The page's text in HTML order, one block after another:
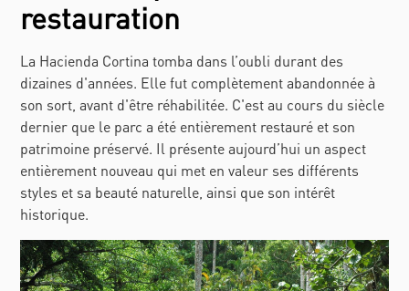
restauration
La Hacienda Cortina tomba dans l’oubli durant des
dizaines d'années. Elle fut complètement abandonnée à
son sort, avant d'être réhabilitée. C'est au cours du siècle
dernier que le parc a été entièrement restauré et son
patrimoine préservé. Il présente aujourd’hui un aspect
entièrement nouveau qui met en valeur ses différents
styles et sa beauté naturelle, ainsi que son intérêt
historique.